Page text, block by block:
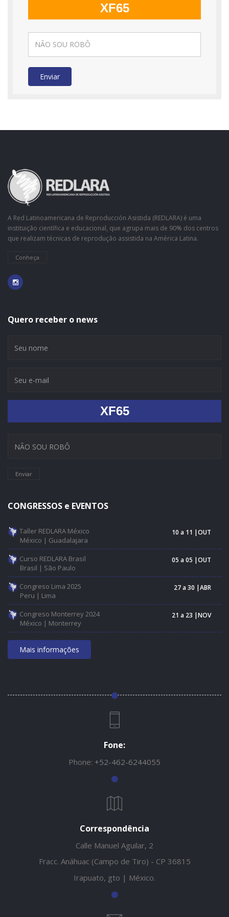
XF65
Enviar
A Red Latinoamericana de Reproducción Asistida (REDLARA) é uma
instituição científica e educacional, que agrupa mais de 90% dos centros
que realizam técnicas de reprodução assistida na América Latina.
Conheça
Quero receber o news
XF65
Enviar
CONGRESSOS e EVENTOS
Taller REDLARA México
México | Guadalajara
10 a 11 |OUT
Curso REDLARA Brasil
Brasil | São Paulo
05 a 05 |OUT
Congreso Lima 2025
Peru | Lima
27 a 30 |ABR
Congreso Monterrey 2024
México | Monterrey
21 a 23 |NOV
Mais informações
Fone:
Phone: +52-462-6244055
Correspondência
Calle Manuel Aguilar, 2
Fracc. Anáhuac (Campo de Tiro) - CP 36815
Irapuato, gto | México.